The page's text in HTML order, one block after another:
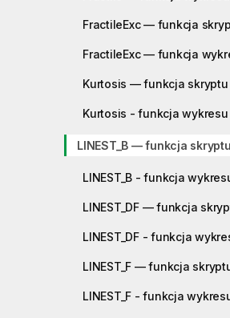
FractileExc — funkcja
FractileExc — funkcja
Kurtosis — funkcja skryptu
Kurtosis - funkcja wykresu
LINEST_B — funkcja skryptu
LINEST_B - funkcja
LINEST_DF — funkcja
LINEST_DF - funkcja
LINEST_F — funkcja
LINEST_F - funkcja